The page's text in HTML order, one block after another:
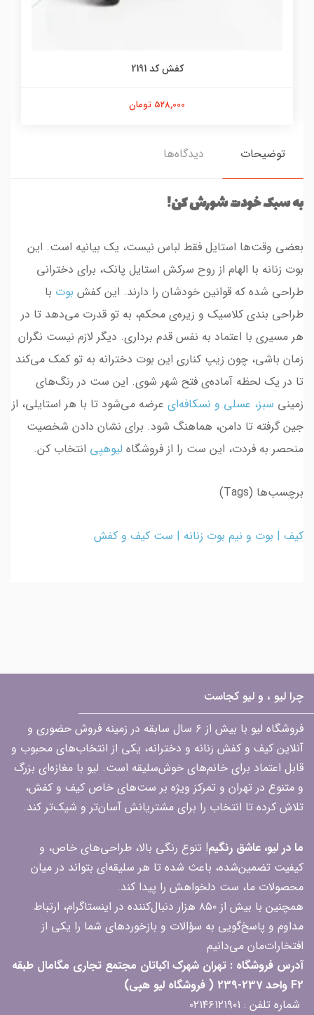
کفش کد 2191
528,000 تومان
توضیحات دیدگاه‌ها
به سبک خودت شورش کن!
بعضی وقت‌ها استایل فقط لباس نیست، یک بیانیه است. این
بوت زنانه با الهام از روح سرکش استایل پانک، برای دخترانی
طراحی شده که قوانین خودشان را دارند. این کفش بوت با
طراحی بندی کلاسیک و زیره‌ی محکم، به تو قدرت می‌دهد تا در
هر مسیری با اعتماد به نفس قدم برداری. دیگر لازم نیست نگران
زمان باشی، چون زیپ کناری این بوت دخترانه به تو کمک می‌کند
تا در یک لحظه آماده‌ی فتح شهر شوی. این ست در رنگ‌های
زمینی سبز، عسلی و نسکافه‌ای عرضه می‌شود تا با هر استایلی، از
جین گرفته تا دامن، هماهنگ شود. برای نشان دادن شخصیت
منحصر به فردت، این ست را از فروشگاه لیوهپی انتخاب کن.
برچسب‌ها (Tags)
کیف | بوت و نیم بوت زنانه | ست کیف و کفش
چرا لیو ، و لیو کجاست
فروشگاه لیو با بیش از ۶ سال سابقه در زمینه فروش حضوری و
آنلاین کیف و کفش زنانه و دخترانه، یکی از انتخاب‌های محبوب و
قابل اعتماد برای خانم‌های خوش‌سلیقه است. لیو با مغازه‌ای بزرگ
و متنوع در تهران و تمرکز ویژه بر ست‌های خاص کیف و کفش،
تلاش کرده تا انتخاب را برای مشتریانش آسان‌تر و شیک‌تر کند.
ما در لیو، عاشق رنگیم! تنوع رنگی بالا، طراحی‌های خاص، و
کیفیت تضمین‌شده، باعث شده تا هر سلیقه‌ای بتواند در میان
محصولات ما، ست دلخواهش را پیدا کند.
همچنین با بیش از ۸۵۰ هزار دنبال‌کننده در اینستاگرام، ارتباط
مداوم و پاسخ‌گویی به سؤالات و بازخوردهای شما را یکی از
افتخارات‌مان می‌دانیم
آدرس فروشگاه : تهران شهرک اکباتان مجتمع تجاری مگامال طبقه
F2 واحد 237-239 ( فروشگاه لیو هپی)
شماره تلفن : ۰۲۱۴۶۱۲۱۹۰۱